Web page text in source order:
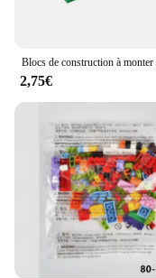
2,75€